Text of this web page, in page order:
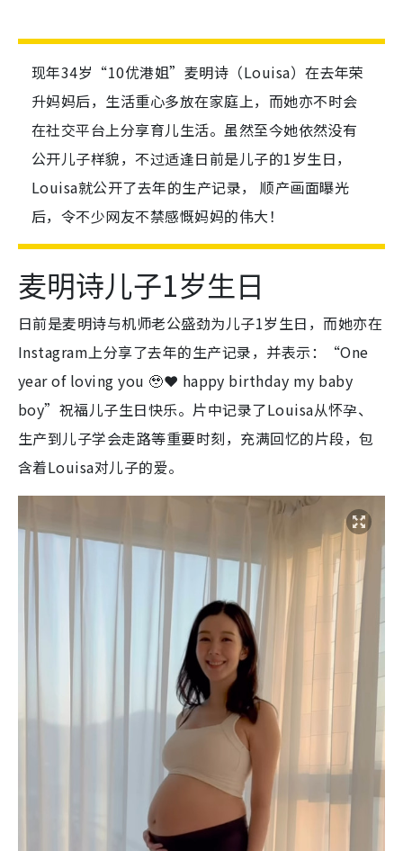
现年34岁“10优港姐”麦明诗（Louisa）在去年荣
升妈妈后，生活重心多放在家庭上，而她亦不时会
在社交平台上分享育儿生活。虽然至今她依然没有
公开儿子样貌，不过适逢日前是儿子的1岁生日，
Louisa就公开了去年的生产记录， 顺产画面曝光
后，令不少网友不禁感慨妈妈的伟大！
麦明诗儿子1岁生日
日前是麦明诗与机师老公盛劲为儿子1岁生日，而她亦在
Instagram上分享了去年的生产记录，并表示：“One
year of loving you 🥹❤️ happy birthday my baby
boy”祝福儿子生日快乐。片中记录了Louisa从怀孕、
生产到儿子学会走路等重要时刻，充满回忆的片段，包
含着Louisa对儿子的爱。